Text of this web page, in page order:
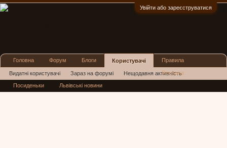
Увійти або зареєструватися
Головна Форум Блоги Користувачі
Видатні користувачі Зараз на форумі Нещодавня активність
Нові повідомлення профілю
Правила
Реклама
Посиденьки Львівські новини